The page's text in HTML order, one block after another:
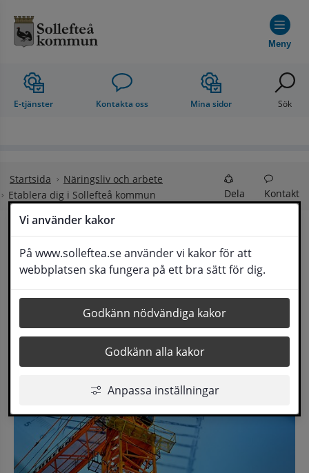
Vi använder kakor
På www.solleftea.se använder vi kakor för att
webbplatsen ska fungera på ett bra sätt för dig.
Godkänn nödvändiga kakor
Godkänn alla kakor
Anpassa inställningar
Meny
E-tjänster Kontakta oss Mina sidor Sök
Startsida
Näringsliv och arbete
Etablera dig i Sollefteå kommun
Dela Kontakt
Etablera dig i Sollefteå
kommun